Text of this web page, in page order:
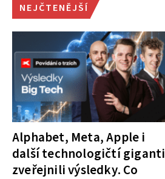
NEJČTENĚJŠÍ
Alphabet, Meta, Apple i
další technologičtí giganti
zveřejnili výsledky. Co